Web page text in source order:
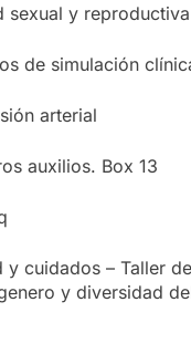
sexual y reproductiva
de simulación
arterial
auxilios. Box 13
y cuidados – Taller
y diversidad